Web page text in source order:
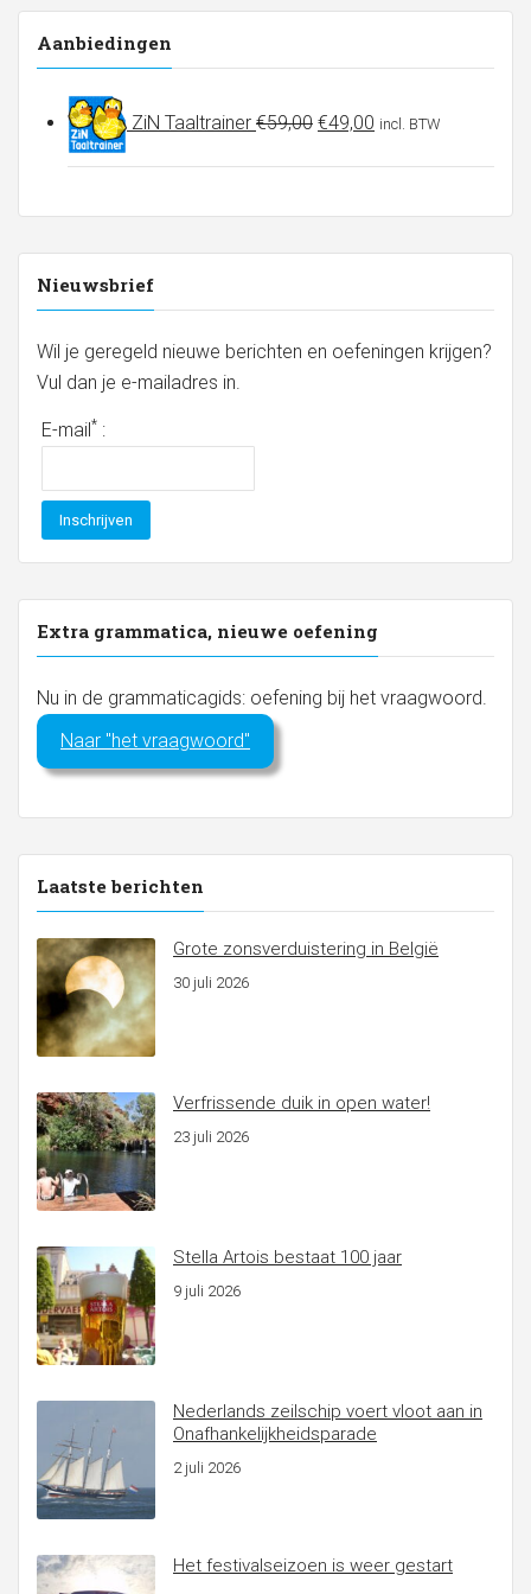
Aanbiedingen
ZiN Taaltrainer €59,00
prijs
was:
€49,00
prijs
is:
incl. BTW
Nieuwsbrief
Wil je geregeld nieuwe berichten en oefeningen krijgen?
Vul dan je e-mailadres in.
E-mail* :
Extra grammatica, nieuwe oefening
Nu in de grammaticagids: oefening bij het vraagwoord.
Naar "het vraagwoord"
Laatste berichten
Grote zonsverduistering in België
30 juli 2026
Verfrissende duik in open water!
23 juli 2026
Stella Artois bestaat 100 jaar
9 juli 2026
Nederlands zeilschip voert vloot aan in
Onafhankelijkheidsparade
2 juli 2026
Het festivalseizoen is weer gestart